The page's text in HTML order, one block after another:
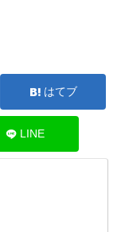
はてブ
LINE